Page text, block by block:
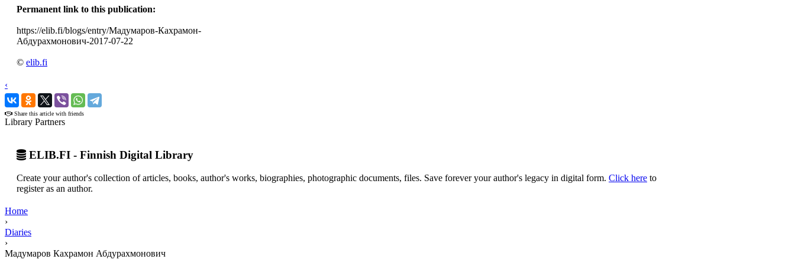
Permanent link to this publication:
https://elib.fi/blogs/entry/Мадумаров-Кахрамон-
Абдурахмонович-2017-07-22
© elib.fi
‹
›
Share this article with friends
Library Partners
ELIB.FI - Finnish Digital Library
Create your author's collection of articles, books, author's works, biographies, photographic documents, files. Save forever your author's legacy in digital form. Click here to
register as an author.
Home
›
Diaries
›
Мадумаров Кахрамон Абдурахмонович